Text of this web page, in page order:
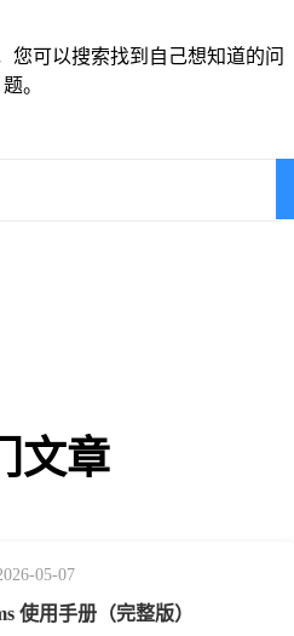
您可以搜索找到自己想知道的问
题。
文章
05-07
使用手册（完整版）